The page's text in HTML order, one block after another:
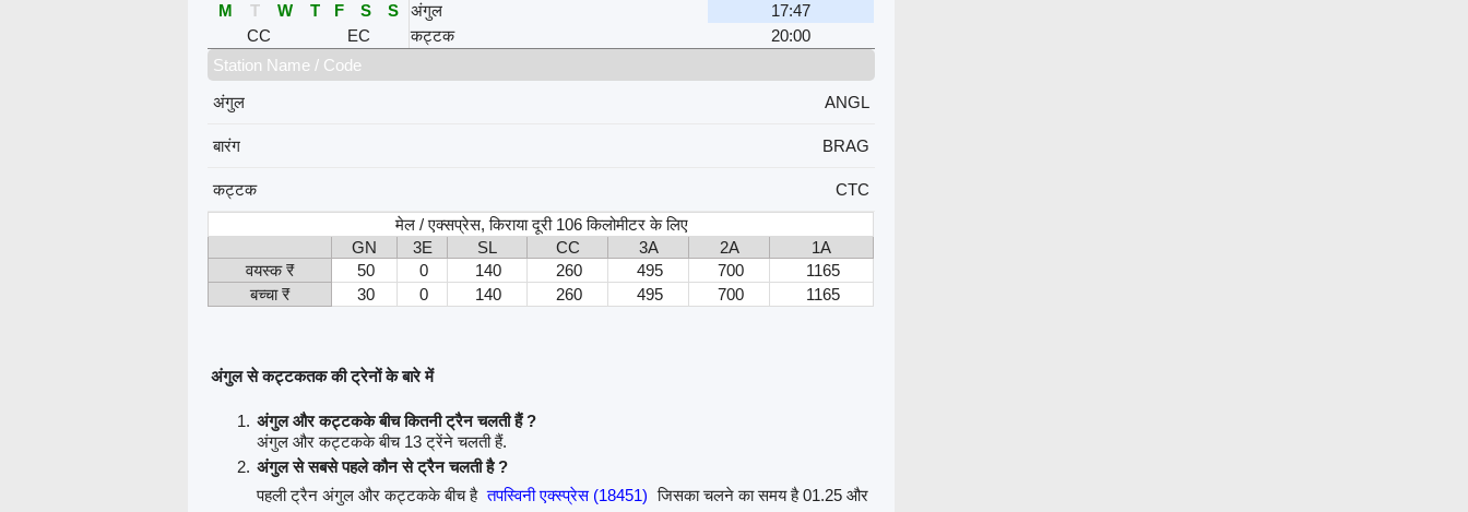
M
T W T F S S अंगुल
17:47
CC
EC कट्टक
20:00
Station Name / Code
अंगुल
ANGL
बारंग BRAG
कट्टक
CTC
मेल / एक्सप्रेस, किराया दूरी 106 किलोमीटर के लिए
GN
3E SL CC 3A 2A
1A
वयस्क ₹
50 0 140 260 495 700
1165
बच्चा ₹
30 0 140 260 495 700 1165
अंगुल से कट्टकतक की ट्रेनों के बारे में
अंगुल और कट्टकके बीच कितनी ट्रैन चलती हैं ?
अंगुल और कट्टकके बीच 13 ट्रेंने चलती हैं.
अंगुल से सबसे पहले कौन से ट्रैन चलती है ?
पहली ट्रैन अंगुल और कट्टकके बीच है तपस्विनी एक्स्प्रेस (18451) जिसका चलने का समय है 01.25 और